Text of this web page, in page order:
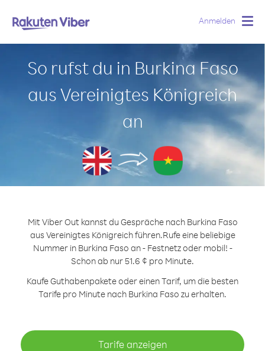
Anmelden
So rufst du in Burkina Faso
aus Vereinigtes Königreich
an
Mit Viber Out kannst du Gespräche nach Burkina Faso
aus Vereinigtes Königreich führen.Rufe eine beliebige
Nummer in Burkina Faso an - Festnetz oder mobil! -
Schon ab nur 51.6 ¢ pro Minute.
Kaufe Guthabenpakete oder einen Tarif, um die besten
Tarife pro Minute nach Burkina Faso zu erhalten.
Tarife anzeigen